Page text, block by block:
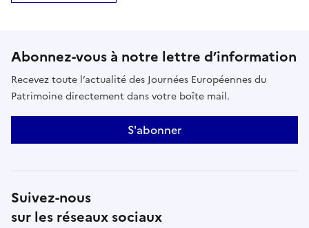
Abonnez-vous à notre lettre d’information
Recevez toute l’actualité des Journées Européennes du
Patrimoine directement dans votre boîte mail.
S'abonner
Suivez-nous
sur les réseaux sociaux